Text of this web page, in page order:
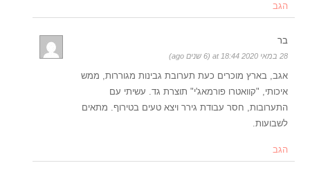
הגב
בר
28 במאי 2020 at 18:44 (6 שנים ago)
אגב, בארץ מוכרים כעת תערובת גבינות מגוררות, ממש
איכותי, "קוואטרו פורמאג'י" תוצרת גד. עשיתי עם
התערובות, חסר עבודת גירר ויצא טעים בטירוף. מתאים
לשבועות.
הגב